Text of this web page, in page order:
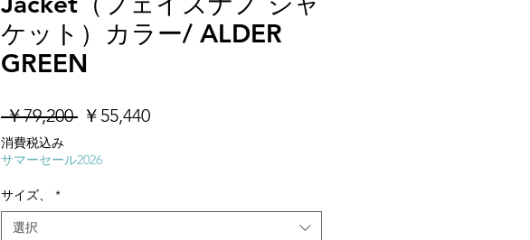
ケット）カラー/ ALDER
GREEN
￥79,200 通
価
￥55,440セ
消費税込み
サマーセール2026
サイズ、
*
選択